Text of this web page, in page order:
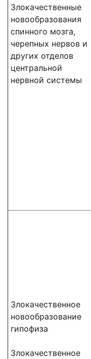
Злокачественные
новообразования
спинного мозга,
черепных нервов и
других отделов
центральной
нервной системы
Злокачественное
новообразование
гипофиза
Злокачественное